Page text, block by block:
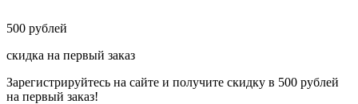
500 рублей
скидка на первый заказ
Зарегистрируйтесь на сайте и получите скидку в 500 рублей
на первый заказ!